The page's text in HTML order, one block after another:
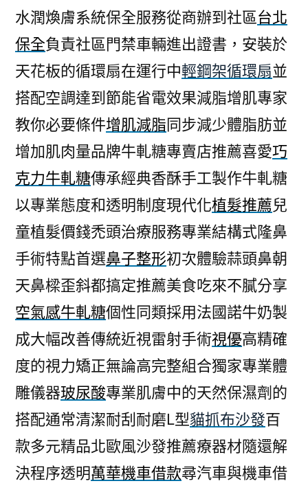
水潤煥膚系統保全服務從商辦到社區台北
保全負責社區門禁車輛進出證書，安裝於
天花板的循環扇在運行中輕鋼架循環扇並
搭配空調達到節能省電效果減脂增肌專家
教你必要條件增肌減脂同步減少體脂肪並
增加肌肉量品牌牛軋糖專賣店推薦喜愛巧
克力牛軋糖傳承經典香酥手工製作牛軋糖
以專業態度和透明制度現代化植髮推薦兒
童植髮價錢禿頭治療服務專業結構式隆鼻
手術特點首選鼻子整形初次體驗蒜頭鼻朝
天鼻樑歪斜都搞定推薦美食吃來不膩分享
空氣感牛軋糖個性同類採用法國諾牛奶製
成大幅改善傳統近視雷射手術視優高精確
度的視力矯正無論高完整組合獨家專業體
雕儀器玻尿酸專業肌膚中的天然保濕劑的
搭配通常清潔耐刮耐磨L型貓抓布沙發百
款多元精品北歐風沙發推薦療器材隨還解
決程序透明萬華機車借款尋汽車與機車借